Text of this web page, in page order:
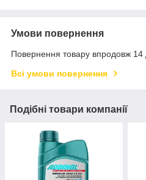
Умови повернення
Повернення товару впродовж 14
Всі умови повернення
Подібні товари компанії